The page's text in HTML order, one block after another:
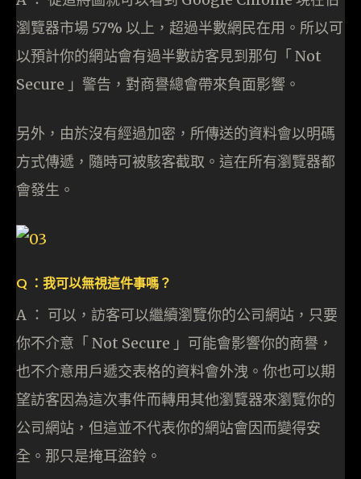
瀏覽器市場 57% 以上，超過半數網民在用。所以可
以預計你的網站會有過半數訪客見到那句「 Not
Secure 」警告，對商譽總會帶來負面影響。
另外，由於沒有經過加密，所傳送的資料會以明碼
方式傳遞，隨時可被駭客截取。這在所有瀏覽器都
會發生。
Q ：我可以無視這件事嗎？
A ： 可以，訪客可以繼續瀏覽你的公司網站，只要
你不介意「 Not Secure 」可能會影響你的商譽，
也不介意用戶遞交表格的資料會外洩。你也可以期
望訪客因為這次事件而轉用其他瀏覽器來瀏覽你的
公司網站，但這並不代表你的網站會因而變得安
全。那只是掩耳盜鈴。